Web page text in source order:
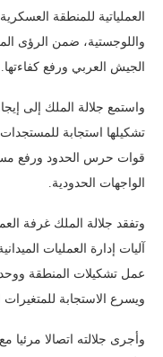
العملياتية للمنطقة
واللوجستية، ضمن الرؤى
الجيش العربي ورفع كفاءتها.
واستمع جلالة الملك إلى
تشكيلها استجابة للمستجدات
قوات حرس الحدود ورفع
الواجهات الحدودية.
وتفقد جلالة الملك غرفة
آليات إدارة العمليات
عمل تشكيلات المنطقة
ويسرع الاستجابة للمتغيرات
وأجرى جلالته اتصالا